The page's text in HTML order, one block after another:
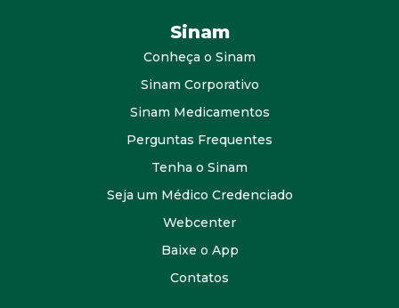
Sinam
Conheça o Sinam
Sinam Corporativo
Sinam Medicamentos
Perguntas Frequentes
Tenha o Sinam
Seja um Médico Credenciado
Webcenter
Baixe o App
Contatos